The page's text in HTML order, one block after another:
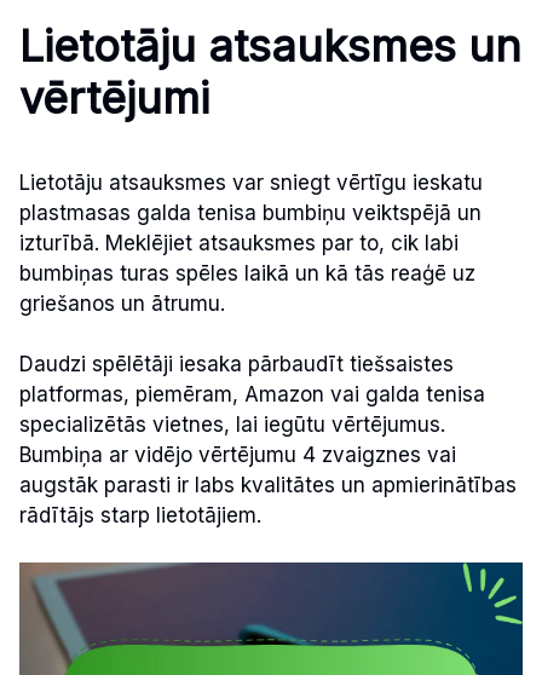
Lietotāju atsauksmes un
vērtējumi
Lietotāju atsauksmes var sniegt vērtīgu ieskatu
plastmasas galda tenisa bumbiņu veiktspējā un
izturībā. Meklējiet atsauksmes par to, cik labi
bumbiņas turas spēles laikā un kā tās reaģē uz
griešanos un ātrumu.
Daudzi spēlētāji iesaka pārbaudīt tiešsaistes
platformas, piemēram, Amazon vai galda tenisa
specializētās vietnes, lai iegūtu vērtējumus.
Bumbiņa ar vidējo vērtējumu 4 zvaigznes vai
augstāk parasti ir labs kvalitātes un apmierinātības
rādītājs starp lietotājiem.